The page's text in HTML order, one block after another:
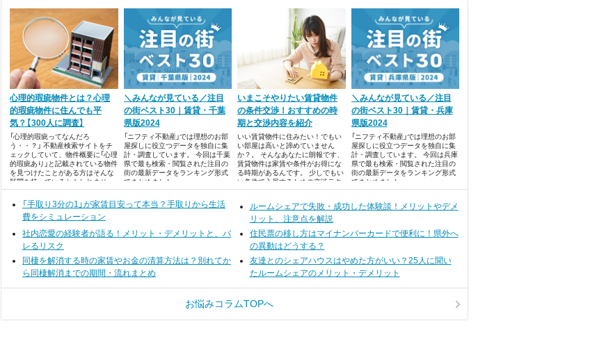
心理的瑕疵物件とは？心理
的瑕疵物件に住んでも平
気？【300人に調査】
「心理的瑕疵ってなんだろ
う・・？」 不動産検索サイトをチ
ェックしていて、物件概要に「心理
的瑕疵あり」と記載されている物件
を見つけたことがある方はそんな
疑問を持っているかもしれませ
ん。 心理的瑕疵はきちんと理解し
ていないと、後で悔やむことにな
るかもしれないということを知っ
ていますか？
＼みんなが見ている／注目
の街ベスト30｜賃貸・千葉
県版2024
「ニフティ不動産」では理想のお部
屋探しに役立つデータを独自に集
計・調査しています。 今回は千葉
県で最も検索・閲覧された注目の
街の最新データをランキング形式
でまとめました。
いまこそやりたい賃貸物件
の条件交渉！おすすめの時
期と交渉内容を紹介
いい賃貸物件に住みたい！でもい
い部屋は高いと諦めていません
か？。 そんなあなたに朗報です、
賃貸物件は家賃や条件がお得にな
る時期があるんです。 少しでもい
い条件で入居するための交渉テク
ニックをご紹介いたします。 ・7
・家賃、時期、設備の条件交渉
＼みんなが見ている／注目
の街ベスト30｜賃貸・兵庫
県版2024
「ニフティ不動産」では理想のお部
屋探しに役立つデータを独自に集
計・調査しています。 今回は兵庫
県で最も検索・閲覧された注目の
街の最新データをランキング形式
でまとめました。
「手取り3分の1」が家賃目安って本当？手取りから生活
費をシミュレーション
ルームシェアで失敗・成功した体験談！メリットやデメ
リット、注意点を解説
社内恋愛の経験者が語る！メリット・デメリットと、バ
レるリスク
住民票の移し方はマイナンバーカードで便利に！県外へ
の異動はどうする？
同棲を解消する時の家賃やお金の清算方法は？別れてか
ら同棲解消までの期間・流れまとめ
友達とのシェアハウスはやめた方がいい？25人に聞い
たルームシェアのメリット・デメリット
お悩みコラムTOPへ